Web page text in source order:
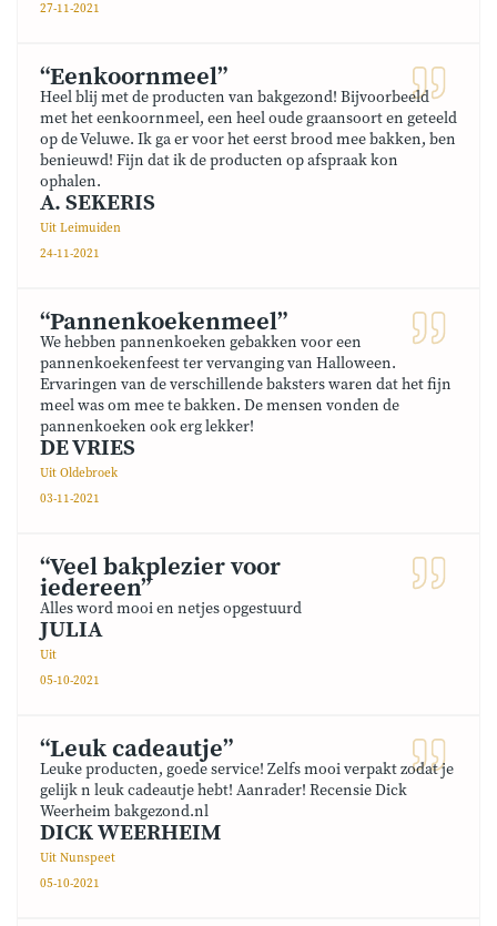
27-11-2021
“Eenkoornmeel”
Heel blij met de producten van bakgezond! Bijvoorbeeld
met het eenkoornmeel, een heel oude graansoort en geteeld
op de Veluwe. Ik ga er voor het eerst brood mee bakken, ben
benieuwd! Fijn dat ik de producten op afspraak kon
ophalen.
A. SEKERIS
Uit Leimuiden
24-11-2021
“Pannenkoekenmeel”
We hebben pannenkoeken gebakken voor een
pannenkoekenfeest ter vervanging van Halloween.
Ervaringen van de verschillende baksters waren dat het fijn
meel was om mee te bakken. De mensen vonden de
pannenkoeken ook erg lekker!
DE VRIES
Uit Oldebroek
03-11-2021
“Veel bakplezier voor
iedereen”
Alles word mooi en netjes opgestuurd
JULIA
Uit
05-10-2021
“Leuk cadeautje”
Leuke producten, goede service! Zelfs mooi verpakt zodat je
gelijk n leuk cadeautje hebt! Aanrader! Recensie Dick
Weerheim bakgezond.nl
DICK WEERHEIM
Uit Nunspeet
05-10-2021